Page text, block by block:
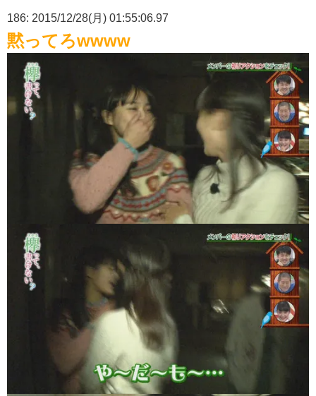
186: 2015/12/28(月) 01:55:06.97
黙ってろwwww